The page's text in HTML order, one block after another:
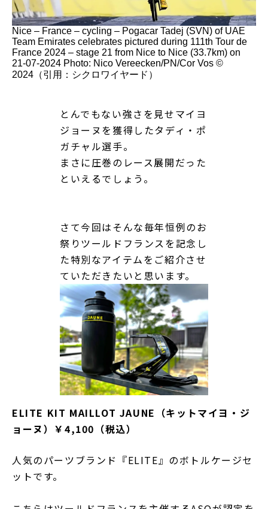
Nice – France – cycling – Pogacar Tadej (SVN) of UAE
Team Emirates celebrates pictured during 111th Tour de
France 2024 – stage 21 from Nice to Nice (33.7km) on
21-07-2024 Photo: Nico Vereecken/PN/Cor Vos ©
2024（引用：シクロワイヤード）
とんでもない強さを見せマイヨ
ジョーヌを獲得したタディ・ポ
ガチャル選手。
まさに圧巻のレース展開だった
といえるでしょう。
さて今回はそんな毎年恒例のお
祭りツールドフランスを記念し
た特別なアイテムをご紹介させ
ていただきたいと思います。
ELITE KIT MAILLOT JAUNE（キットマイヨ・ジ
ョーヌ）￥4,100（税込）
人気のパーツブランド『ELITE』のボトルケージセ
ットです。